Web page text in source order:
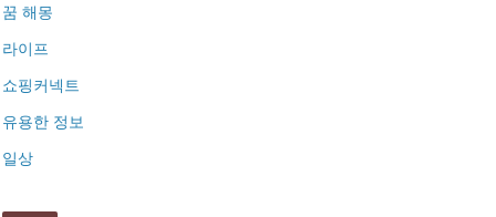
꿈 해몽
라이프
쇼핑커넥트
유용한 정보
일상